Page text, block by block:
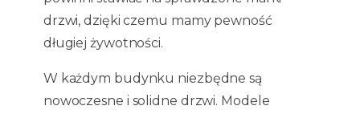
drzwi, dzięki czemu mamy pewność
długiej żywotności.
W każdym budynku niezbędne są
nowoczesne i solidne drzwi. Modele